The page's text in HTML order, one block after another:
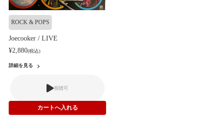
ROCK & POPS
Joecooker / LIVE
¥2,880(税込)
詳細を見る
視聴可